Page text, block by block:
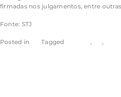
firmadas nos julgamentos, entre
Fonte: STJ
Posted in STJTagged , ,